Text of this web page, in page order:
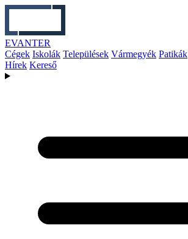
EVANTER
Cégek Iskolák Települések Vármegyék Patikák
Hírek Kereső